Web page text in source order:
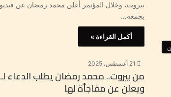
بيروت، وخلال المؤتمر أعلن محمد رمضان عن
يجمعه…
أكمل القراءة »
21 أغسطس، 2025
من بيروت.. محمد رمضان يطلب الدعاء
ويعلن عن مفاجأة لها